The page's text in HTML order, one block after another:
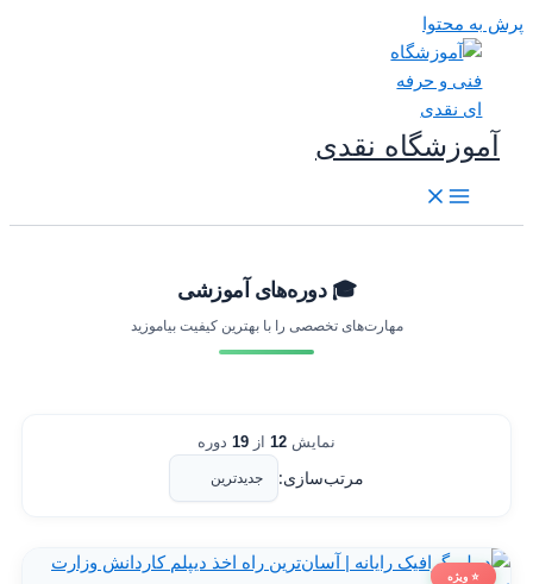
به محتوا
آموزشگاه نقدی
🎓 دوره‌های آموزشی
مهارت‌های تخصصی را با بهترین کیفیت بیاموزید
نمایش12 از 19 دوره
مرتب‌سازی:
⭐ ویژه